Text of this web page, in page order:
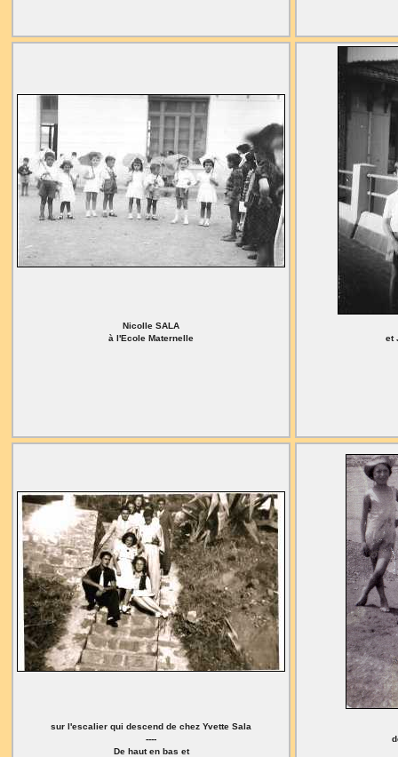
Nicolle SALA
à l'Ecole Maternelle
et
sur l'escalier qui descend de chez Yvette Sala
----
De haut en bas et